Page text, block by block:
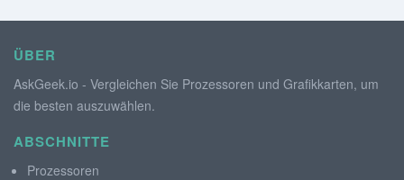
ÜBER
AskGeek.io - Vergleichen Sie Prozessoren und Grafikkarten, um
die besten auszuwählen.
ABSCHNITTE
Prozessoren